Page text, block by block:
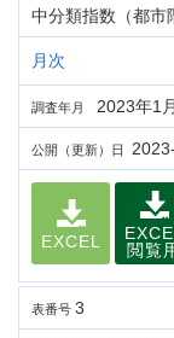
中分類指数（都市
月次
調査年月 2023年1月
公開（更新）日
EXCEL
閲覧
表番号 3